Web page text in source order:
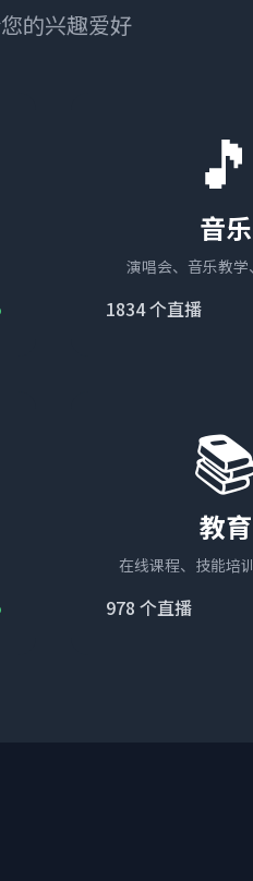
的兴趣爱好
🎵
音乐
演唱会、音乐教
1834个直播
教育
在线课程、技能培
978 个直播